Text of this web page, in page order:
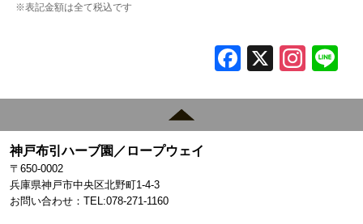
※表記金額は全て税込です
F
e
X In
gr
神戸布引ハーブ園／ロープウェイ
〒650-0002
兵庫県神戸市中央区北野町1-4-3
お問い合わせ：TEL:078-271-1160